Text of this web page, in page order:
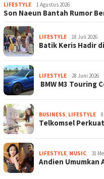
LIFESTYLE 1 Agustus 2026
Son Naeun Bantah Rumor
LIFESTYLE 18 Juli 2026
Batik Keris Hadir
LIFESTYLE 28 Juni 2026
BMW M3 Touring
BUSINESS, LIFESTYLE
Telkomsel
LIFESTYLE, MUSIC 31
Andien Umumkan